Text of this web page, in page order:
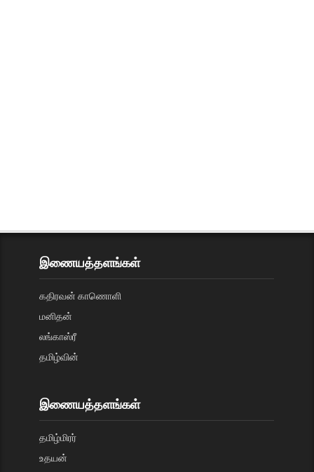
இணையத்தளங்கள்
கதிரவன் காணொளி
மனிதன்
லங்காஸ்ரீ
தமிழ்வின்
இணையத்தளங்கள்
தமிழ்மிரர்
உதயன்